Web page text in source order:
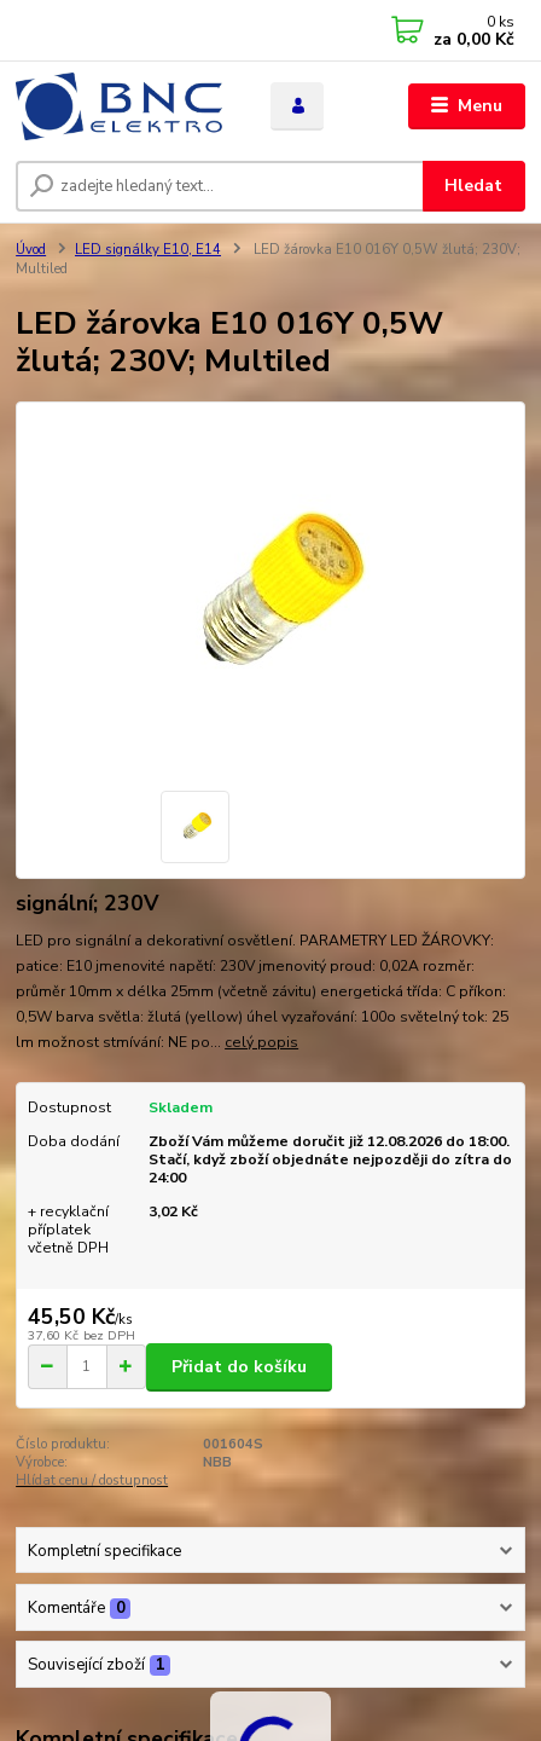
Menu
Hledat
0 ks
za 0,00 Kč
Úvod LED signálky E10, E14
LED žárovka E10 016Y 0,5W žlutá; 230V;
Multiled
LED žárovka E10 016Y 0,5W
žlutá; 230V; Multiled
signální; 230V
LED pro signální a dekorativní osvětlení. PARAMETRY LED ŽÁROVKY:
patice: E10 jmenovité napětí: 230V jmenovitý proud: 0,02A rozměr:
průměr 10mm x délka 25mm (včetně závitu) energetická třída: C příkon:
0,5W barva světla: žlutá (yellow) úhel vyzařování: 100o světelný tok: 25
lm možnost stmívání: NE po... celý popis
Dostupnost
Skladem
Doba dodání
Zboží Vám můžeme doručit již 12.08.2026 do 18:00.
Stačí, když zboží objednáte nejpozději do zítra do
24:00
+ recyklační
příplatek
včetně DPH
3,02 Kč
45,50 Kč/ks
37,60 Kč bez DPH
Přidat do košíku
Číslo produktu:
001604S
Výrobce:
NBB
Hlídat cenu / dostupnost
Kompletní specifikace
Komentáře 0
Související zboží 1